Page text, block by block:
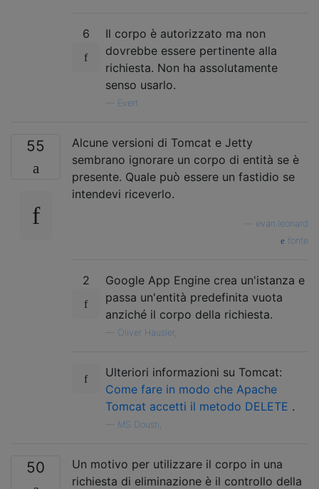
6
Il corpo è autorizzato ma non
dovrebbe essere pertinente alla
richiesta. Non ha assolutamente
senso usarlo.
Evert
55
Alcune versioni di Tomcat e Jetty
sembrano ignorare un corpo di entità se è
presente. Quale può essere un fastidio se
intendevi riceverlo.
evan.leonard
fonte
2
Google App Engine crea un'istanza e
passa un'entità predefinita vuota
anziché il corpo della richiesta.
Oliver Hausler,
Ulteriori informazioni su Tomcat:
Come fare in modo che Apache
Tomcat accetti il ​​metodo DELETE .
MS Dousti,
50
Un motivo per utilizzare il corpo in una
richiesta di eliminazione è il controllo della